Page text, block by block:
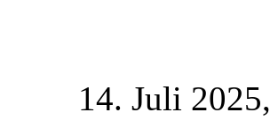
14. Juli 2025,